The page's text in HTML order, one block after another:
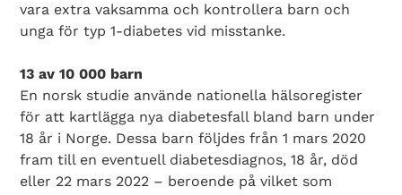
vara extra vaksamma och kontrollera barn och
unga för typ 1-diabetes vid misstanke.
13 av 10 000 barn
En norsk studie använde nationella hälsoregister
för att kartlägga nya diabetesfall bland barn under
18 år i Norge. Dessa barn följdes från 1 mars 2020
fram till en eventuell diabetesdiagnos, 18 år, död
eller 22 mars 2022 – beroende på vilket som